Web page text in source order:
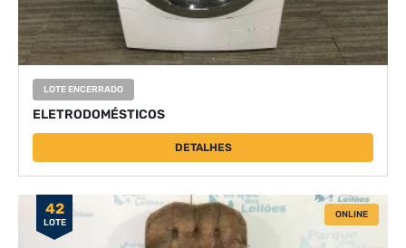
LOTE ENCERRADO
ELETRODOMÉSTICOS
DETALHES
42
LOTE
ONLINE